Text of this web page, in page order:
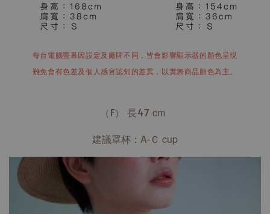
每台電腦螢幕因設定及廠牌不同，皆會影響顯示器的顏色呈現
難免會有色差及個人感官認知的差異，以實際商品顏色為主。
（F） 長47 cm
建議罩杯：A-Ｃ cup